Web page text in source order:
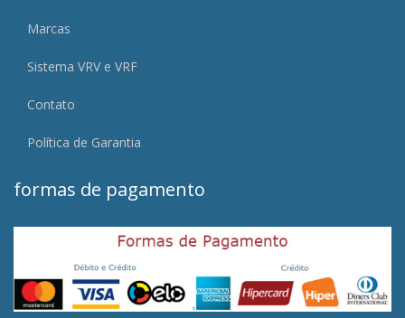
Marcas
Sistema VRV e VRF
Contato
Política de Garantia
formas de pagamento